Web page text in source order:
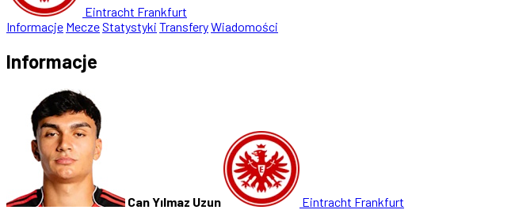
Eintracht Frankfurt
Informacje MeczeStatystyki TransferyWiadomości
Informacje
Can Yılmaz Uzun
Eintracht Frankfurt